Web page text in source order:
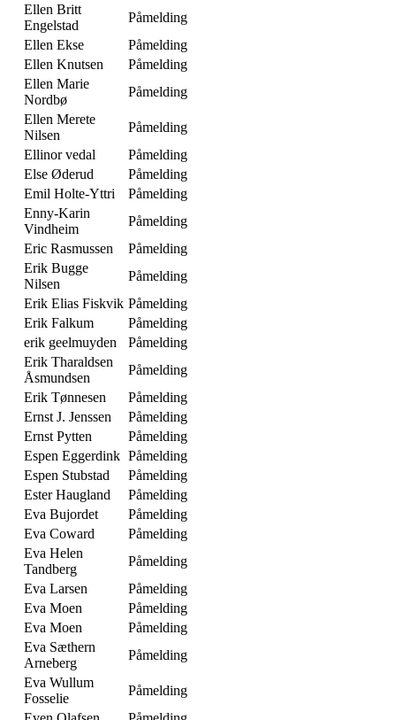
Ellen Britt
Engelstad
Påmelding
Ellen Ekse
Påmelding
Ellen Knutsen
Påmelding
Ellen Marie
Nordbø
Påmelding
Ellen Merete
Nilsen
Påmelding
Ellinor vedal
Påmelding
Else Øderud
Påmelding
Emil Holte-Yttri
Påmelding
Enny-Karin
Vindheim
Påmelding
Eric Rasmussen
Påmelding
Erik Bugge
Nilsen
Påmelding
Erik Elias Fiskvik Påmelding
Erik Falkum
Påmelding
erik geelmuyden
Påmelding
Erik Tharaldsen
Åsmundsen
Påmelding
Erik Tønnesen
Påmelding
Ernst J. Jenssen
Påmelding
Ernst Pytten
Påmelding
Espen Eggerdink Påmelding
Espen Stubstad
Påmelding
Ester Haugland
Påmelding
Eva Bujordet
Påmelding
Eva Coward
Påmelding
Eva Helen
Tandberg
Påmelding
Eva Larsen
Påmelding
Eva Moen
Påmelding
Eva Moen
Påmelding
Eva Sæthern
Arneberg
Påmelding
Eva Wullum
Fosselie
Påmelding